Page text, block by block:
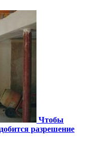
Чтобы
разрешение